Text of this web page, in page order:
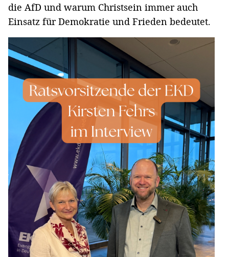
die AfD und warum Christsein immer auch
Einsatz für Demokratie und Frieden bedeutet.